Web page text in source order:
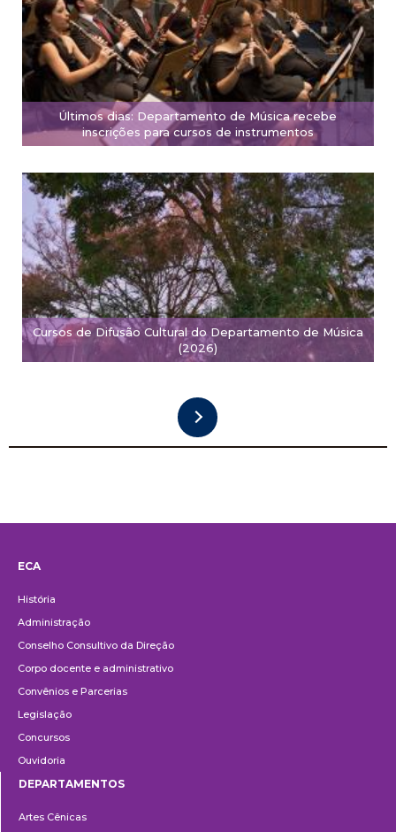
Últimos dias: Departamento de Música recebe
inscrições para cursos de instrumentos
Cursos de Difusão Cultural do Departamento de Música
(2026)
ECA
História
Administração
Conselho Consultivo da Direção
Corpo docente e administrativo
Convênios e Parcerias
Legislação
Concursos
Ouvidoria
DEPARTAMENTOS
Artes Cênicas